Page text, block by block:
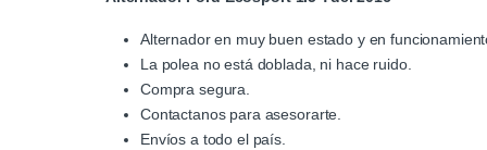
Alternador en muy buen estado y en
La polea no está doblada, ni hace ruido.
Compra segura.
Contactanos para asesorarte.
Envíos a todo el país.